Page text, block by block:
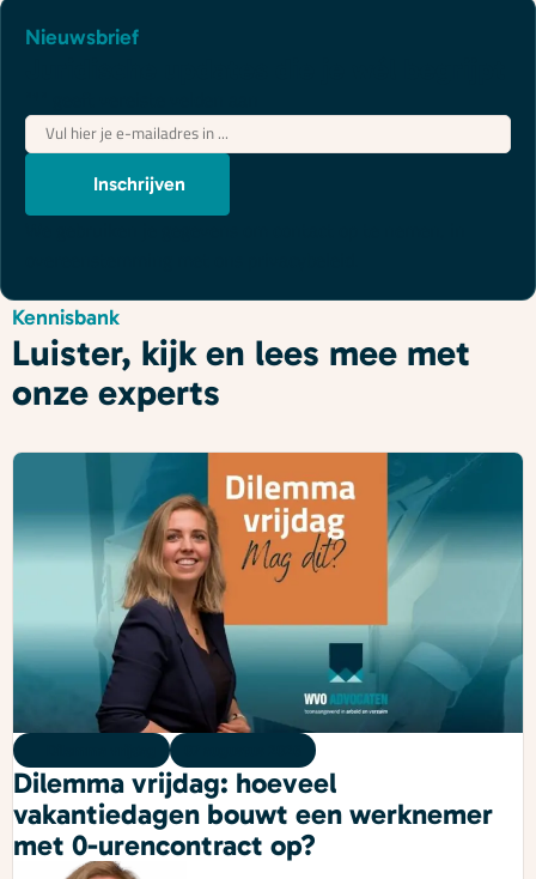
Nieuwsbrief
E-
mailadres*
Inschrijven
Kennisbank
Luister, kijk en lees mee met
onze experts
Dilemma vrijdag: hoeveel
vakantiedagen bouwt een werknemer
met 0-urencontract op?